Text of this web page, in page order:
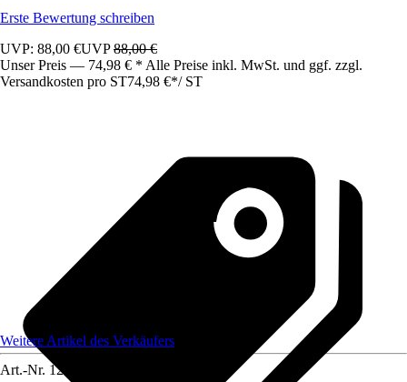
Erste Bewertung schreiben
UVP: 88,00 €UVP88,00 €
Unser Preis — 74,98 € * Alle Preise inkl. MwSt. und ggf. zzgl.
Versandkosten pro ST74,98 €*/ ST
Weitere Artikel des Verkäufers
Art.-Nr. 12585188